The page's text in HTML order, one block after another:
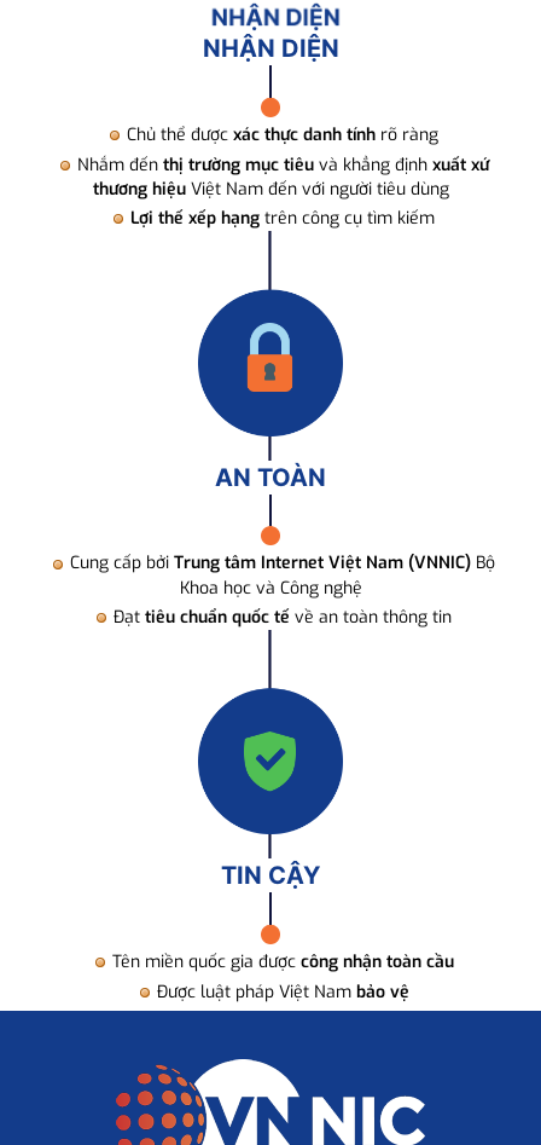
NHẬN DIỆN
Chủ thể được xác thực danh tính rõ ràng
Nhắm đến thị trường mục tiêuvà khẳng định xuất xứ
thương hiệuViệt Nam đến với người tiêu dùng
Lợi thế xếp hạng trên công cụ tìm kiếm
AN TOÀN
Cung cấp bởi Trung tâm Internet Việt Nam (VNNIC) Bộ
Khoa học và Công nghệ
Đạt tiêu chuẩn quốc tế về an toàn thông tin
TIN CẬY
Tên miền quốc gia được công nhận toàn cầu
Được luật pháp Việt Nam bảo vệ